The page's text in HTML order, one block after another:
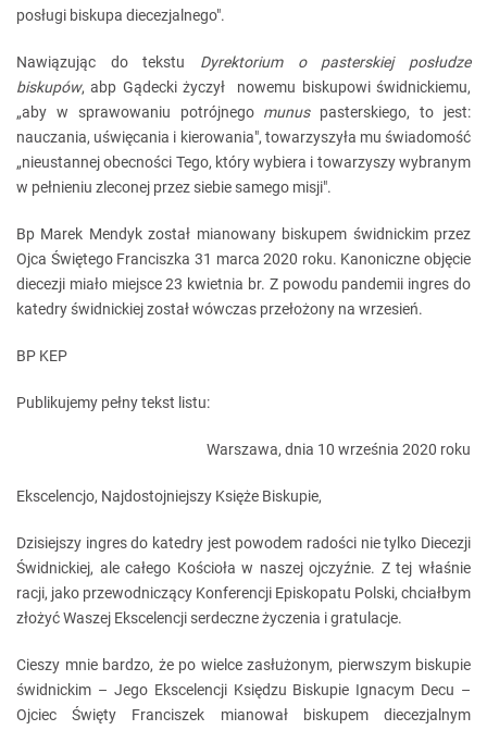
posługi biskupa diecezjalnego".
Nawiązując do tekstu Dyrektorium o pasterskiej posłudze
biskupów, abp Gądecki życzył nowemu biskupowi świdnickiemu,
„aby w sprawowaniu potrójnego munuspasterskiego, to jest:
nauczania, uświęcania i kierowania", towarzyszyła mu świadomość
„nieustannej obecności Tego, który wybiera i towarzyszy wybranym
w pełnieniu zleconej przez siebie samego misji".
Bp Marek Mendyk został mianowany biskupem świdnickim przez
Ojca Świętego Franciszka 31 marca 2020 roku. Kanoniczne objęcie
diecezji miało miejsce 23 kwietnia br. Z powodu pandemii ingres do
katedry świdnickiej został wówczas przełożony na wrzesień.
BP KEP
Publikujemy pełny tekst listu:
Warszawa, dnia 10 września 2020 roku
Ekscelencjo, Najdostojniejszy Księże Biskupie,
Dzisiejszy ingres do katedry jest powodem radości nie tylko Diecezji
Świdnickiej, ale całego Kościoła w naszej ojczyźnie. Z tej właśnie
racji, jako przewodniczący Konferencji Episkopatu Polski, chciałbym
złożyć Waszej Ekscelencji serdeczne życzenia i gratulacje.
Cieszy mnie bardzo, że po wielce zasłużonym, pierwszym biskupie
świdnickim – Jego Ekscelencji Księdzu Biskupie Ignacym Decu –
Ojciec Święty Franciszek mianował biskupem diecezjalnym